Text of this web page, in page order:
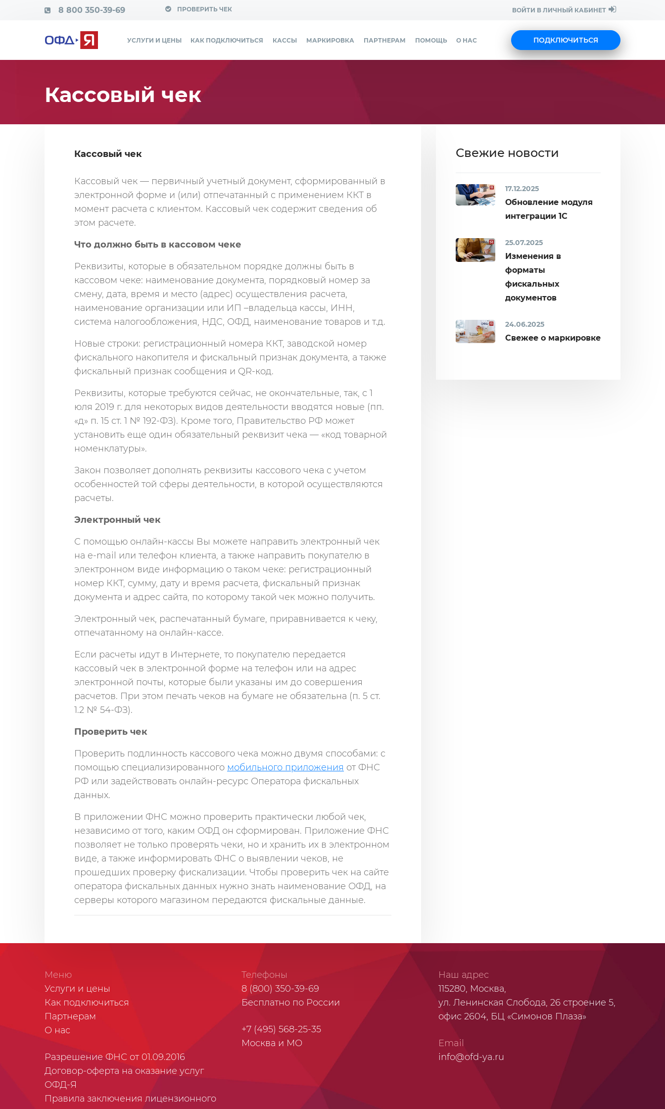
8 800 350-39-69 ПРОВЕРИТЬ ЧЕК ВОЙТИ В ЛИЧНЫЙ КАБИНЕТ
УСЛУГИ И ЦЕНЫ КАК ПОДКЛЮЧИТЬСЯ КАССЫ МАРКИРОВКА ПАРТНЕРАМ ПОМОЩЬ О НАС ПОДКЛЮЧИТЬСЯ
Кассовый чек
Кассовый чек
Кассовый чек — первичный учетный документ, сформированный в
электронной форме и (или) отпечатанный с применением ККТ в
момент расчета с клиентом. Кассовый чек содержит сведения об
этом расчете.
Что должно быть в кассовом чеке
Реквизиты, которые в обязательном порядке должны быть в
кассовом чеке: наименование документа, порядковый номер за
смену, дата, время и место (адрес) осуществления расчета,
наименование организации или ИП –владельца кассы, ИНН,
система налогообложения, НДС, ОФД, наименование товаров и т.д.
Новые строки: регистрационный номера ККТ, заводской номер
фискального накопителя и фискальный признак документа, а также
фискальный признак сообщения и QR-код.
Реквизиты, которые требуются сейчас, не окончательные, так, с 1
юля 2019 г. для некоторых видов деятельности вводятся новые (пп.
«д» п. 15 ст. 1 № 192-ФЗ). Кроме того, Правительство РФ может
установить еще один обязательный реквизит чека — «код товарной
номенклатуры».
Закон позволяет дополнять реквизиты кассового чека с учетом
особенностей той сферы деятельности, в которой осуществляются
расчеты.
Электронный чек
С помощью онлайн-кассы Вы можете направить электронный чек
на e-mail или телефон клиента, а также направить покупателю в
электронном виде информацию о таком чеке: регистрационный
номер ККТ, сумму, дату и время расчета, фискальный признак
документа и адрес сайта, по которому такой чек можно получить.
Электронный чек, распечатанный бумаге, приравнивается к чеку,
отпечатанному на онлайн-кассе.
Если расчеты идут в Интернете, то покупателю передается
кассовый чек в электронной форме на телефон или на адрес
электронной почты, которые были указаны им до совершения
расчетов. При этом печать чеков на бумаге не обязательна (п. 5 ст.
1.2 № 54-ФЗ).
Проверить чек
Проверить подлинность кассового чека можно двумя способами: с
помощью специализированного мобильного приложения от ФНС
РФ или задействовать онлайн-ресурс Оператора фискальных
данных.
В приложении ФНС можно проверить практически любой чек,
независимо от того, каким ОФД он сформирован. Приложение ФНС
позволяет не только проверять чеки, но и хранить их в электронном
виде, а также информировать ФНС о выявлении чеков, не
прошедших проверку фискализации. Чтобы проверить чек на сайте
оператора фискальных данных нужно знать наименование ОФД, на
серверы которого магазином передаются фискальные данные.
Свежие новости
17.12.2025
Обновление модуля
интеграции 1С
25.07.2025
Изменения в
форматы
фискальных
документов
24.06.2025
Свежее о маркировке
Меню
Услуги и цены
Как подключиться
Партнерам
О нас
Разрешение ФНС от 01.09.2016
Договор-оферта на оказание услуг
ОФД-Я
Правила заключения лицензионного
Телефоны
8 (800) 350-39-69
Бесплатно по России
+7 (495) 568-25-35
Москва и МО
Наш адрес
115280, Москва,
ул. Ленинская Слобода, 26 строение 5,
офис 2604, БЦ «Симонов Плаза»
Email
info@ofd-ya.ru